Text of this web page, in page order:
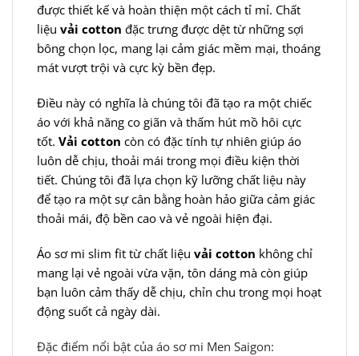
được thiết kế và hoàn thiện một cách tỉ mỉ. Chất
liệu vải cotton đặc trưng được dệt từ những sợi
bông chọn lọc, mang lại cảm giác mềm mại, thoáng
mát vượt trội và cực kỳ bền đẹp.
Điều này có nghĩa là chúng tôi đã tạo ra một chiếc
áo với khả năng co giãn và thấm hút mồ hôi cực
tốt. Vải cotton còn có đặc tính tự nhiên giúp áo
luôn dễ chịu, thoải mái trong mọi điều kiện thời
tiết. Chúng tôi đã lựa chọn kỹ lưỡng chất liệu này
để tạo ra một sự cân bằng hoàn hảo giữa cảm giác
thoải mái, độ bền cao và vẻ ngoài hiện đại.
Áo sơ mi slim fit từ chất liệu vải cotton không chỉ
mang lại vẻ ngoài vừa vặn, tôn dáng mà còn giúp
bạn luôn cảm thấy dễ chịu, chỉn chu trong mọi hoạt
động suốt cả ngày dài.
Đặc điểm nổi bật của áo sơ mi Men Saigon: